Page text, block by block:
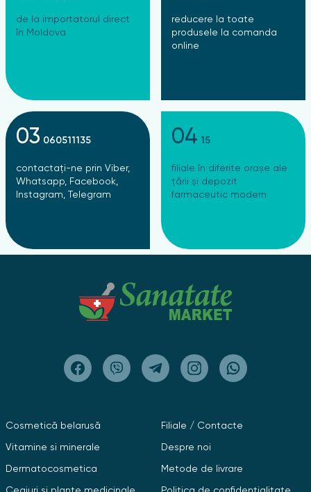
de la importatorul direct
în Moldova
reducere la toate
produsele la comanda
online
03 060511135
contactați-ne prin Viber,
Whatsapp, Facebook,
Instagram, Telegram
04 15
filiale în diferite orașe ale
țării și depozit
farmaceutic modern
Cosmetică belarusă
Vitamine si minerale
Dermatocosmetica
Filiale / Contacte
Despre noi
Metode de livrare